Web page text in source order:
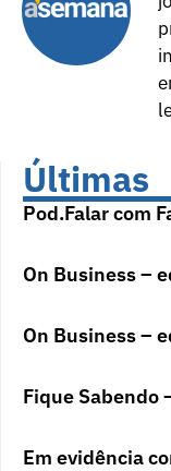
Últimas
Pod.Falar com
On Business –
On Business –
Fique Sabendo
Em evidência